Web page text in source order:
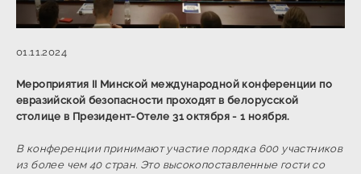
01.11.2024
Мероприятия II Минской международной конференции по
евразийской безопасности проходят в белорусской
столице в Президент-Отеле 31 октября - 1 ноября.
В конференции принимают участие порядка 600 участников
из более чем 40 стран. Это высокопоставленные гости со